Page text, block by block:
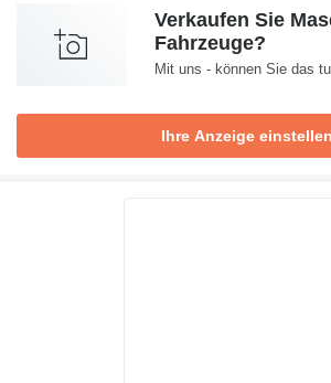
Verkaufen Sie
Fahrzeuge?
Mit uns - können Sie das
Ihre Anzeige einstellen